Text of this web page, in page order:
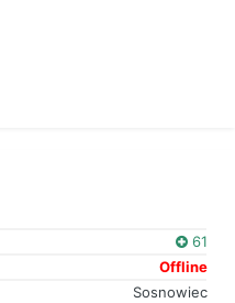
61
Offline
Sosnowiec